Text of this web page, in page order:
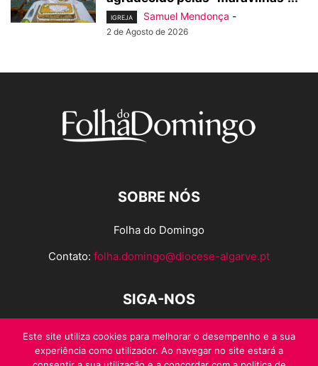
IGREJA Samuel Mendonça -
2 de Agosto de 2026
SOBRE NÓS
Folha do Domingo
Contato: folha.domingo@diocese-algarve.pt
SIGA-NOS
Este site utiliza cookies para melhorar o desempenho e a sua
experiência como utilizador. Ao navegar no site estará a